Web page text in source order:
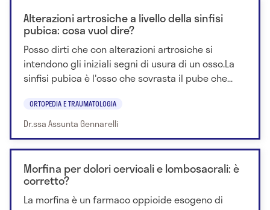
Alterazioni artrosiche a livello della sinfisi
pubica: cosa vuol dire?
Posso dirti che con alterazioni artrosiche si
intendono gli iniziali segni di usura di un osso.La
sinfisi pubica è l'osso che sovrasta il pube che...
ORTOPEDIA E TRAUMATOLOGIA
Dr.ssa Assunta Gennarelli
Morfina per dolori cervicali e lombosacrali: è
corretto?
La morfina è un farmaco oppioide esogeno di